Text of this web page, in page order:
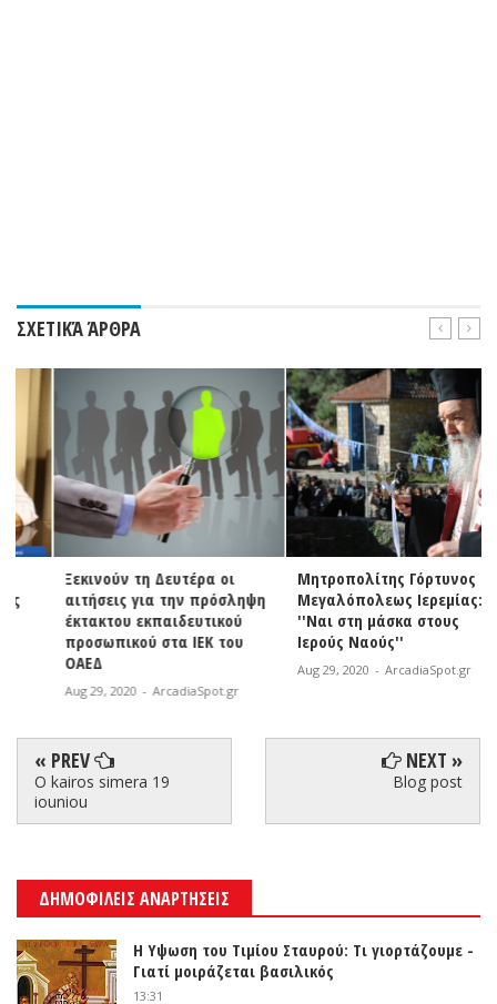
ΣΧΕΤΙΚΆ ΆΡΘΡΑ
Ξεκινούν τη Δευτέρα οι
αιτήσεις για την πρόσληψη
έκτακτου εκπαιδευτικού
προσωπικού στα ΙΕΚ του
Aug 29, 2020 - ArcadiaSpot.gr
Μητροπολίτης Γόρτυνος και
Μεγαλόπολεως Ιερεμίας:
''Ναι στη μάσκα στους
Ιερούς Ναούς''
Aug 29, 2020 ArcadiaSpot.gr
« PREV
O kairos simera 19
iouniou
NEXT »
Blog post
ΔΗΜΟΦΙΛΕΙΣ ΑΝΑΡΤΗΣΕΙΣ
Η Υψωση του Τιμίου Σταυρού: Τι γιορτάζουμε -
Γιατί μοιράζεται βασιλικός
13:31